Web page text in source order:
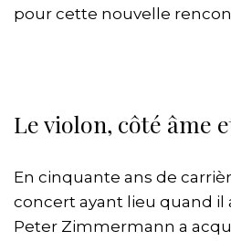
pour cette nouvelle
Le violon, côté âme
En cinquante ans de
concert ayant lieu quand il
Peter Zimmermann a